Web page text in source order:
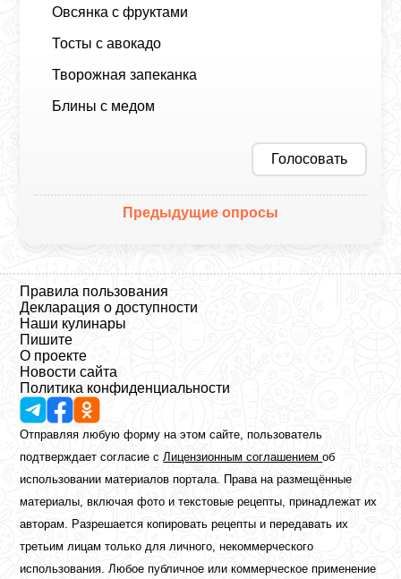
Овсянка с фруктами
Тосты с авокадо
Творожная запеканка
Блины с медом
Голосовать
Предыдущие опросы
Правила пользования
Декларация о доступности
Наши кулинары
Пишите
О проекте
Новости сайта
Политика конфиденциальности
Отправляя любую форму на этом сайте, пользователь
подтверждает согласие сЛицензионным соглашениемоб
использовании материалов портала. Права на размещённые
материалы, включая фото и текстовые рецепты, принадлежат их
авторам. Разрешается копировать рецепты и передавать их
третьим лицам только для личного, некоммерческого
использования. Любое публичное или коммерческое применение